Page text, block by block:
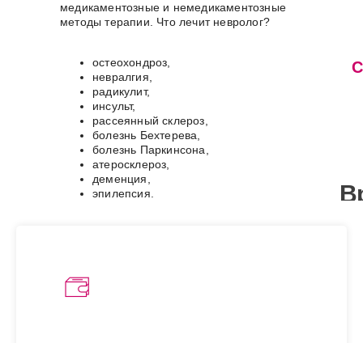
медикаментозные и немедикаментозные
методы терапии. Что лечит невролог?
остеохондроз,
невралгия,
радикулит,
инсульт,
рассеянный склероз,
болезнь Бехтерева,
болезнь Паркинсона,
атеросклероз,
деменция,
эпилепсия.